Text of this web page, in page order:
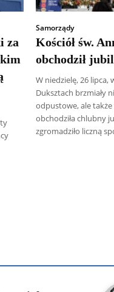
za
Samorządy
Kościół św.
obchodził
W niedzielę, 26 lipca,
Duksztach brzmiały
odpustowe, ale
obchodziła chlubny
zgromadziło liczną